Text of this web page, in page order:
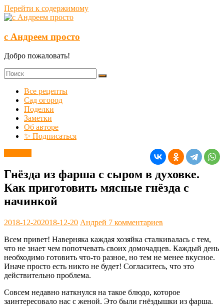
Перейти к содержимому
с Андреем просто
Добро пожаловать!
Все рецепты
Сад огород
Поделки
Заметки
Об авторе
✨ Подписаться
Гнёзда из фарша с сыром в духовке.
Как приготовить мясные гнёзда с
начинкой
2018-12-202018-12-20 Андрей 7 комментариев
Всем привет! Наверняка каждая хозяйка сталкивалась с тем,
что не знает чем попотчевать своих домочадцев. Каждый день
необходимо готовить что-то разное, но тем не менее вкусное.
Иначе просто есть никто не будет! Согласитесь, что это
действительно проблема.
Совсем недавно наткнулся на такое блюдо, которое
заинтересовало нас с женой. Это были гнёздышки из фарша.